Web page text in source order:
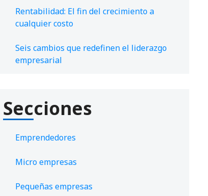
Rentabilidad: El fin del crecimiento a
cualquier costo
Seis cambios que redefinen el liderazgo
empresarial
Secciones
Emprendedores
Micro empresas
Pequeñas empresas